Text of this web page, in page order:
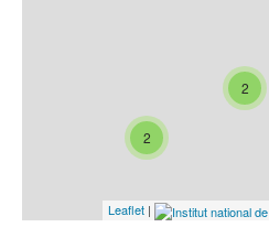
2
2
Leaflet |